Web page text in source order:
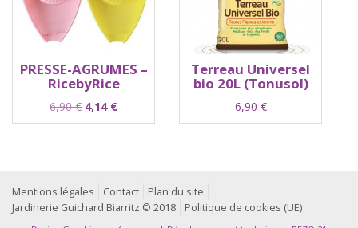
PRESSE-AGRUMES –
RicebyRice
6,90€ Le
prix
4,14 €Le
prix
Terreau Universel
bio 20L (Tonusol)
6,90 €
Mentions légales Contact
Plan du site
Jardinerie Guichard Biarritz © 2018
Politique de cookies (UE)